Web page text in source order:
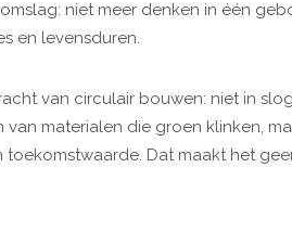
niet meer denken in één
en levensduren.
van circulair bouwen: niet in
van materialen die groen klinken,
toekomstwaarde. Dat maakt het